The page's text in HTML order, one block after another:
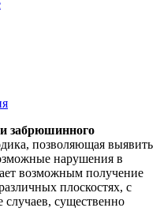
забрюшинного
позволяющая выявить
нарушения в
возможным получение
плоскостях, с
случаев, существенно